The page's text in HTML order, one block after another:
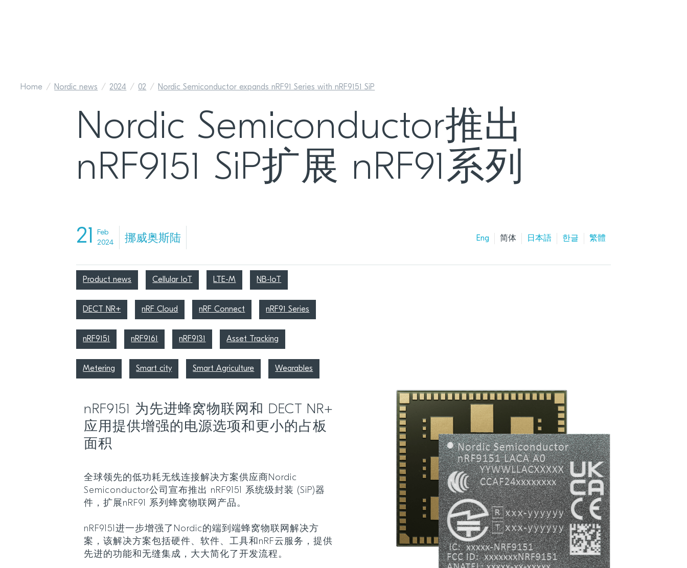
Home Nordic news 2024 02 Nordic Semiconductor expands nRF91 Series with nRF9151 SiP
Nordic Semiconductor推出
nRF9151 SiP扩展 nRF91系列
21
Feb
2024
挪威奥斯陆 Eng 简体 日本語 한글 繁體
Product news Cellular IoT LTE-M NB-IoT
DECT NR+ nRF Cloud nRF Connect nRF91 Series
nRF9151 nRF9161 nRF9131 Asset Tracking
Metering Smart city Smart Agriculture Wearables
nRF9151 为先进蜂窝物联网和 DECT NR+
应用提供增强的电源选项和更小的占板
面积
全球领先的低功耗无线连接解决方案供应商Nordic
Semiconductor公司宣布推出 nRF9151 系统级封装 (SiP)器
件，扩展nRF91 系列蜂窝物联网产品。
nRF9151进一步增强了Nordic的端到端蜂窝物联网解决方
案，该解决方案包括硬件、软件、工具和nRF云服务，提供
先进的功能和无缝集成，大大简化了开发流程。